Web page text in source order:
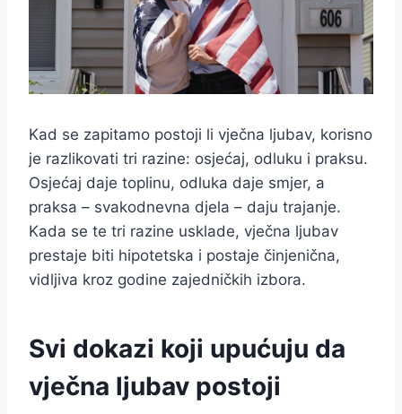
Kad se zapitamo postoji li vječna ljubav, korisno
je razlikovati tri razine: osjećaj, odluku i praksu.
Osjećaj daje toplinu, odluka daje smjer, a
praksa – svakodnevna djela – daju trajanje.
Kada se te tri razine usklade, vječna ljubav
prestaje biti hipotetska i postaje činjenična,
vidljiva kroz godine zajedničkih izbora.
Svi dokazi koji upućuju da
vječna ljubav postoji